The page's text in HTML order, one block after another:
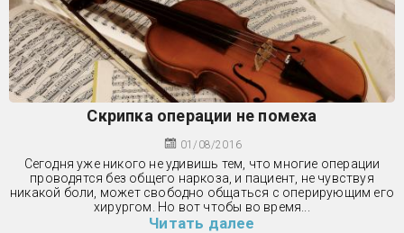
Скрипка операции не помеха
01/08/2016
Сегодня уже никого не удивишь тем, что многие операции
проводятся без общего наркоза, и пациент, не чувствуя
никакой боли, может свободно общаться с оперирующим его
хирургом. Но вот чтобы во время...
Читать далее